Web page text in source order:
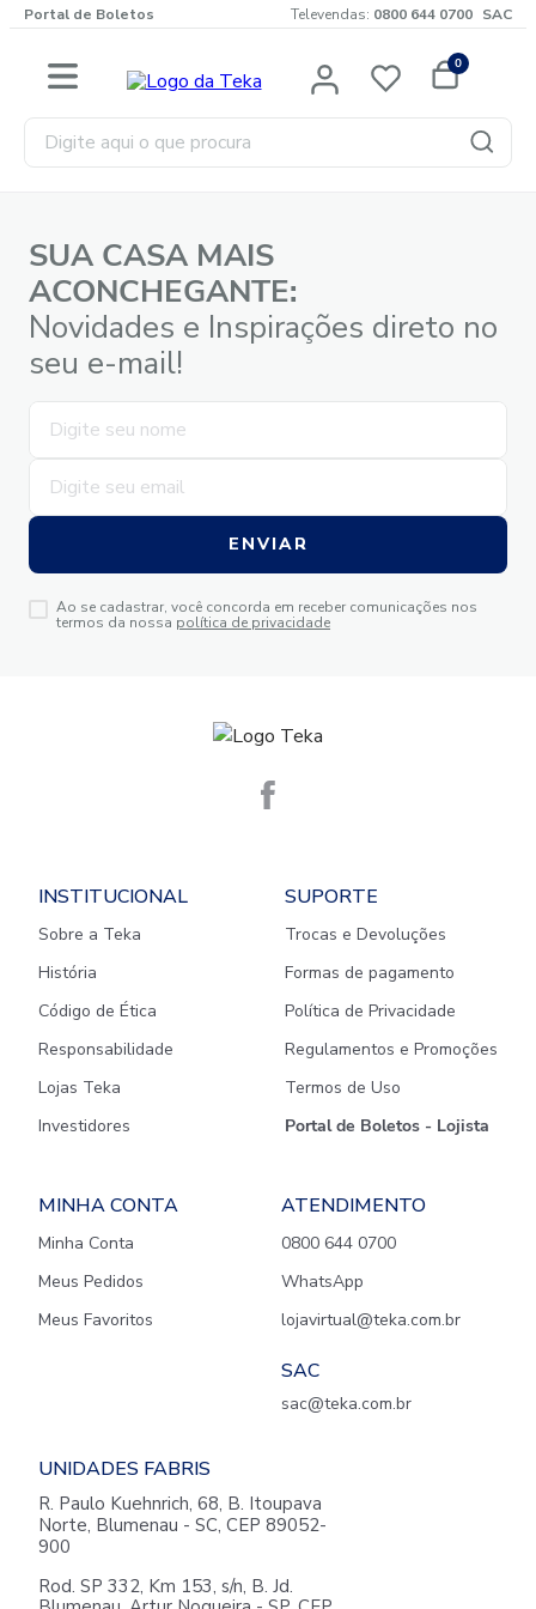
Portal de Boletos Televendas: 0800 644 0700 SAC
0
Digite aqui o que procura
SUA CASA MAIS
ACONCHEGANTE:
Novidades e Inspirações direto no
seu e-mail!
ENVIAR
Ao se cadastrar, você concorda em receber comunicações nos
termos da nossa política de privacidade
INSTITUCIONAL
Sobre a Teka
História
Código de Ética
Responsabilidade
Lojas Teka
Investidores
SUPORTE
Trocas e Devoluções
Formas de pagamento
Política de Privacidade
Regulamentos e Promoções
Termos de Uso
Portal de Boletos - Lojista
MINHA CONTA
Minha Conta
Meus Pedidos
Meus Favoritos
ATENDIMENTO
0800 644 0700
WhatsApp
lojavirtual@teka.com.br
SAC
sac@teka.com.br
UNIDADES FABRIS
R. Paulo Kuehnrich, 68, B. Itoupava
Norte, Blumenau - SC, CEP 89052-
900
Rod. SP 332, Km 153, s/n, B. Jd.